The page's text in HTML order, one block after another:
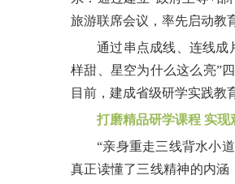
旅游联席会议，率先启动教
通过串点成线、连线成
样甜、星空为什么这么亮”
目前，建成省级研学实践教
打磨精品研学课程 实
“亲身重走三线背水小
真正读懂了三线精神的内涵